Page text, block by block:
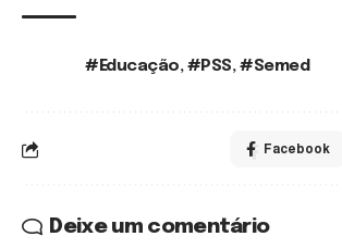
#Educação,#PSS,#Semed
Facebook
Deixe um comentário